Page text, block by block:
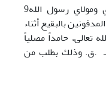
هذا ما تيسر لي ضبطه بجوار سيدي ومولاي رسول الله9
بالبقيع أثناء
تعالی، حامداً مصلياً
وآله الأطيبين سنة 1443هـ .ق. وذلك بطلب من